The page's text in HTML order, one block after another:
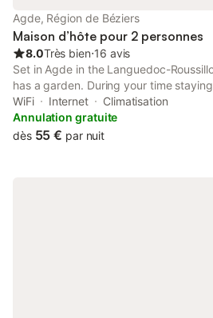
Agde, Région de Béziers
Maison d’hôte pour 2 personnes
8.0Très bien⋅16 avis
Set in Agde in the Languedoc-
has a garden. During your time
renovated guest house, dating back to
access to free WiFi. Outdoor seating is
guest house.
WiFi Internet
Climatisation
Annulation gratuite
dès 55 € par nuit